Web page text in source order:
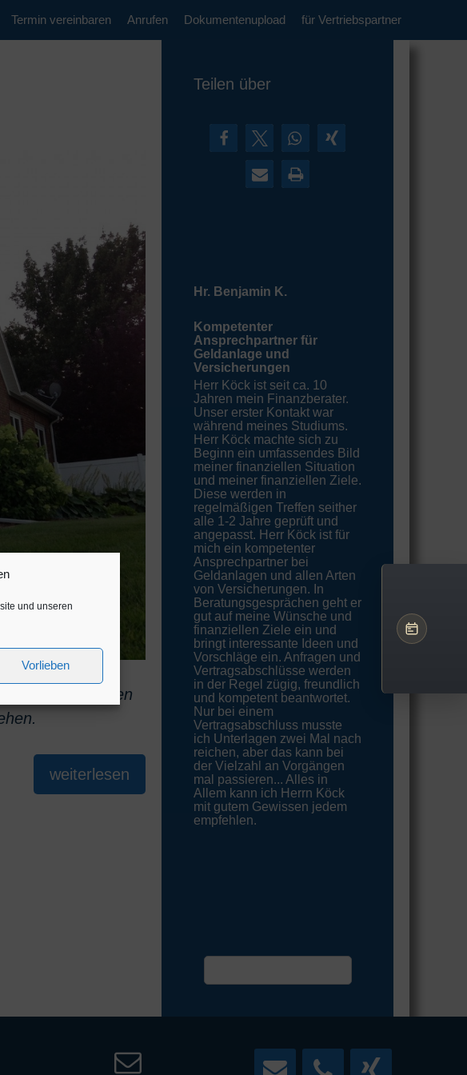
und unseren
Vorlieben
Termin vereinbaren Anrufen Dokumentenupload für Vertriebspartner
auf den
weiterlesen
Teilen über
Hr. Benjamin K.
Kompetenter
Ansprechpartner für
Geldanlage und
Versicherungen
Herr Köck ist seit ca. 10
Jahren mein Finanzberater.
Unser erster Kontakt war
während meines Studiums.
Herr Köck machte sich zu
Beginn ein umfassendes Bild
meiner finanziellen Situation
und meiner finanziellen Ziele.
Diese werden in
regelmäßigen Treffen seither
alle 1-2 Jahre geprüft und
angepasst. Herr Köck ist für
mich ein kompetenter
Ansprechpartner bei
Geldanlagen und allen Arten
von Versicherungen. In
Beratungsgesprächen geht er
gut auf meine Wünsche und
finanziellen Ziele ein und
bringt interessante Ideen und
Vorschläge ein. Anfragen und
Vertragsabschlüsse werden
in der Regel zügig, freundlich
und kompetent beantwortet.
Nur bei einem
Vertragsabschluss musste
ich Unterlagen zwei Mal nach
reichen, aber das kann bei
der Vielzahl an Vorgängen
mal passieren... Alles in
Allem kann ich Herrn Köck
mit gutem Gewissen jedem
empfehlen.